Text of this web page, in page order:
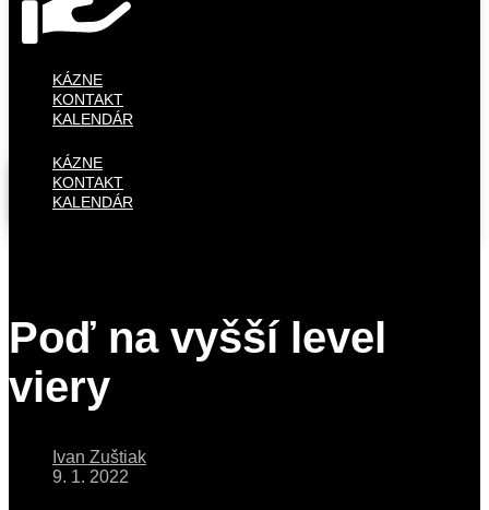
KÁZNE
KONTAKT
KALENDÁR
KÁZNE
KONTAKT
KALENDÁR
Poď na vyšší level
viery
Ivan Zuštiak
9. 1. 2022